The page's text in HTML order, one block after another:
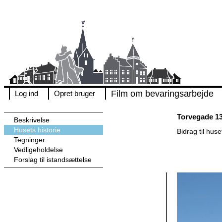
Log ind Opret bruger Film om bevaringsarbejde
Beskrivelse
Husets historie
Tegninger
Vedligeholdelse
Forslag til istandsættelse
Torvegade
Bidrag til